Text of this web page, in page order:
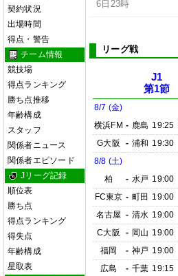
契約状況
出場時間
得点・警告
チーム情報
競技場
得点ランキング
勝ち点推移
年齢構成
スタッフ
関係者ニュース
関係者エピソード
Jリーグ記録
順位表
勝ち点
得点ランキング
得失点
年齢構成
星取表
6日23時
リーグ戦
J1
第1節
8/7 (金)
横浜FM - 鹿島 19:25
G大阪
- 浦和 19:30
8/8 (土)
柏
- 水戸 19:00
FC東京 - 町田 19:00
名古屋 - 清水 19:00
C大阪
- 岡山 19:00
福岡
- 神戸 19:00
広島
- 千葉 19:15